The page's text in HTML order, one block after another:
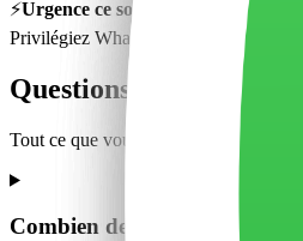
⚡️Urgence ce soir ?
Privilégiez WhatsApp pour une
Questions fréquentes
Tout ce que vous devez savoir
Combien de temps pour avoir